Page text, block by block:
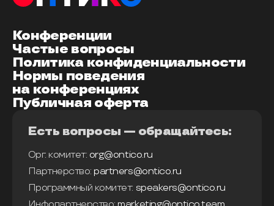
Конференции
Частые вопросы
Политика конфиденциальности
Нормы поведения
на конференциях
Публичная оферта
Есть вопросы — обращайтесь:
Орг. комитет: org@ontico.ru
Партнерство: partners@ontico.ru
Программный комитет: speakers@ontico.ru